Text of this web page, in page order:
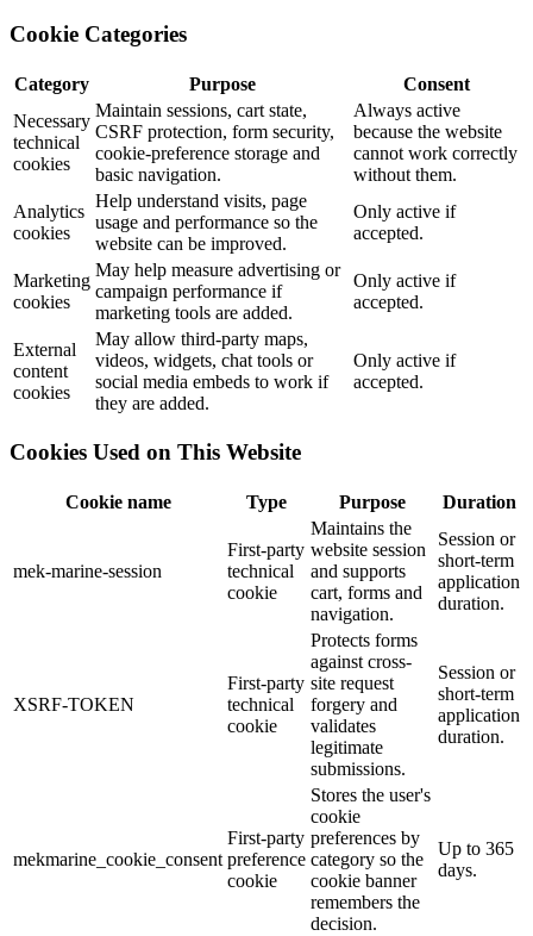
Cookie Categories
Category Purpose
Consent
Necessary
technical
cookies
Maintain sessions, cart state,
CSRF protection, form security,
cookie-preference storage and
basic navigation.
Always active
because the website
cannot work correctly
without them.
Analytics
cookies
Help understand visits, page
usage and performance so the
website can be improved.
Only active if
accepted.
Marketing
cookies
May help measure advertising or
campaign performance if
marketing tools are added.
Only active if
accepted.
External
content
cookies
May allow third-party maps,
videos, widgets, chat tools or
social media embeds to work if
they are added.
Only active if
accepted.
Cookies Used on This Website
Cookie name Type Purpose Duration
mek-marine-session
First-party
technical
cookie
Maintains the
website session
and supports
cart, forms and
navigation.
Session or
short-term
application
duration.
XSRF-TOKEN
First-party
technical
cookie
Protects forms
against cross-
site request
forgery and
validates
legitimate
submissions.
Session or
short-term
application
duration.
mekmarine_cookie_consent
First-party
preference
cookie
Stores the user's
cookie
preferences by
category so the
cookie banner
remembers the
decision.
Up to 365
days.